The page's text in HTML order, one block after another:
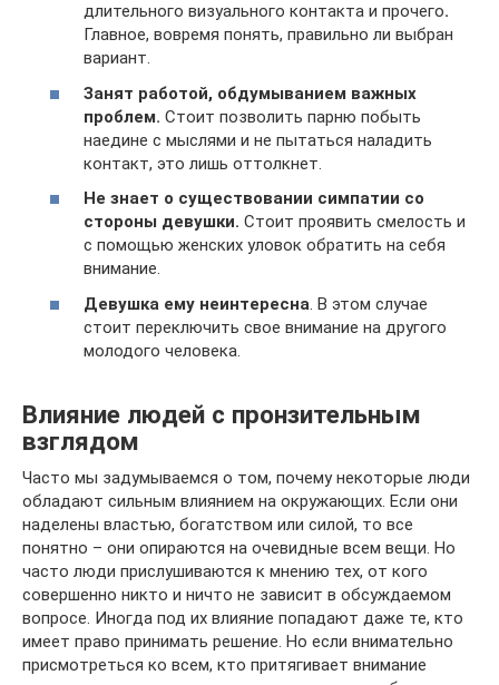
длительного визуального контакта и прочего.
Главное, вовремя понять, правильно ли выбран
вариант.
Занят работой, обдумыванием важных
проблем. Стоит позволить парню побыть
наедине с мыслями и не пытаться наладить
контакт, это лишь оттолкнет.
Не знает о существовании симпатии со
стороны девушки. Стоит проявить смелость и
с помощью женских уловок обратить на себя
внимание.
Девушка ему неинтересна. В этом случае
стоит переключить свое внимание на другого
молодого человека.
Влияние людей с пронзительным
взглядом
Часто мы задумываемся о том, почему некоторые люди
обладают сильным влиянием на окружающих. Если они
наделены властью, богатством или силой, то все
понятно – они опираются на очевидные всем вещи. Но
часто люди прислушиваются к мнению тех, от кого
совершенно никто и ничто не зависит в обсуждаемом
вопросе. Иногда под их влияние попадают даже те, кто
имеет право принимать решение. Но если внимательно
присмотреться ко всем, кто притягивает внимание